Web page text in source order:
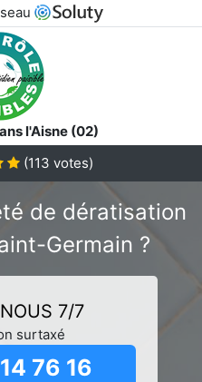
l'Aisne (02)
(113 votes)
de dératisation
Germain ?
7/7
surtaxé
76 16